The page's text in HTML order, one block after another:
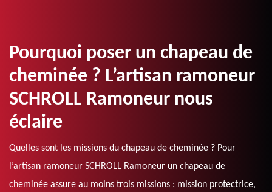
Pourquoi poser un chapeau de
cheminée ? L’artisan ramoneur
SCHROLL Ramoneur nous
éclaire
Quelles sont les missions du chapeau de cheminée ? Pour
l’artisan ramoneur SCHROLL Ramoneur un chapeau de
cheminée assure au moins trois missions : mission protectrice,